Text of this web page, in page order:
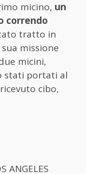
micino, un
correndo
tratto in
missione
micini,
stati portati al
cibo,
ANGELES